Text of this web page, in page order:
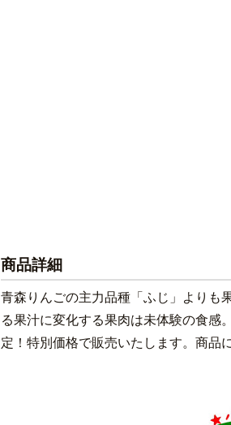
商品詳細
青森りんごの主力品種「ふじ」よりも
る果汁に変化する果肉は未体験の食感
定！特別価格で販売いたします。商品